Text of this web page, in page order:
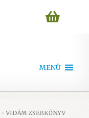
MENÜ
VIDÁM ZSEBKÖNYV